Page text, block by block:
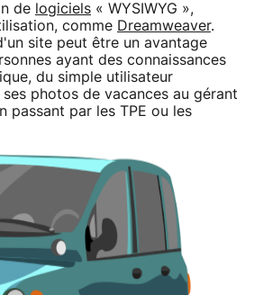
de logiciels « WYSIWYG »,
comme Dreamweaver.
site peut être un avantage
ayant des connaissances
du simple utilisateur
photos de vacances au gérant
passant par les TPE ou les